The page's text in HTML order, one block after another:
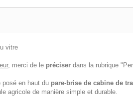
vitre
, merci de le préciser dans la rubrique
posé en haut du pare-brise de cabine de
agricole de manière simple et durable.